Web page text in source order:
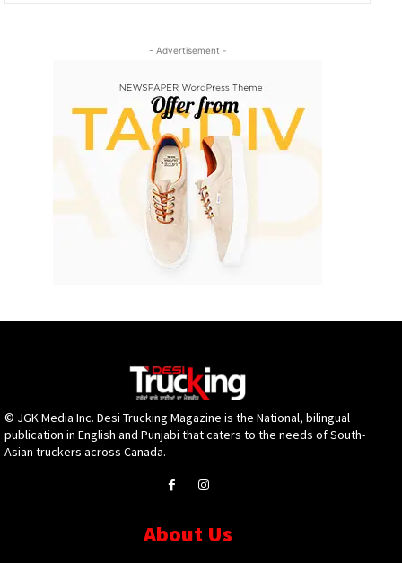
- Advertisement -
© JGK Media Inc. Desi Trucking Magazine is the National, bilingual
publication in English and Punjabi that caters to the needs of South-
Asian truckers across Canada.
About Us